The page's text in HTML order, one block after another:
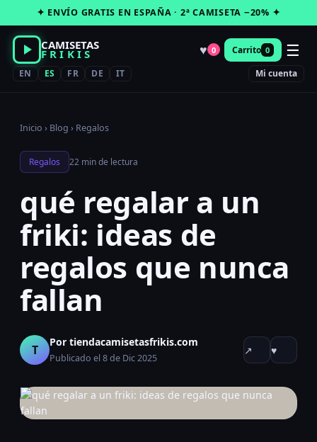
al
contenido
✦ ENVÍO GRATIS EN ESPAÑA · 2ª CAMISETA −20% ✦
CAMISETAS
FRIKIS ♥ 0 Carrito 0 ☰
EN ES FR DE IT Mi cuenta
Inicio › Blog › Regalos
Regalos 22 min de lectura
qué regalar a un
friki: ideas de
regalos que nunca
fallan
T Por tiendacamisetasfrikis.com
Publicado el 8 de Dic 2025
↗ ♥